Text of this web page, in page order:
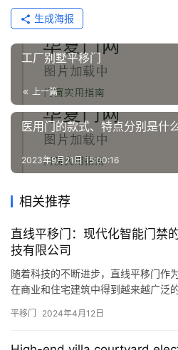
联
系
我
们
生成海报
工厂别墅平移门
上一篇
医用门的款式、特点分别是什
2023年9月21日 15:00:16
相关推荐
直线平移门：现代化智能门禁
技有限公司
随着科技的不断进步，直线平移门作
在商业和住宅建筑中得到越来越广泛
先进的门禁选择。接下来就跟着深圳
平移门 2024年4月12日